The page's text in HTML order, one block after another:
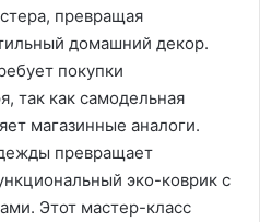
превращая
домашний декор.
покупки
так как самодельная
магазинные аналоги.
превращает
эко-коврик с
Этот мастер-класс